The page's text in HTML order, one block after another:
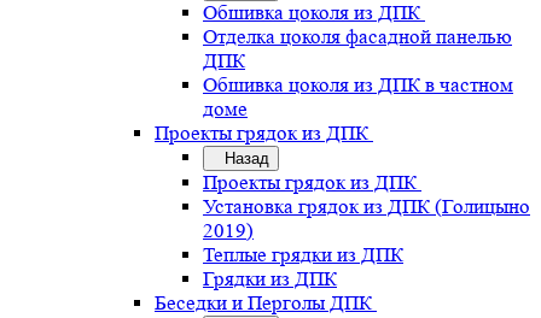
Обшивка цоколя из ДПК
Отделка цоколя фасадной панелью
ДПК
Обшивка цоколя из ДПК в частном
доме
Проекты грядок из ДПК
Назад
Проекты грядок из ДПК
Установка грядок из ДПК (Голицыно
2019)
Теплые грядки из ДПК
Грядки из ДПК
Беседки и Перголы ДПК